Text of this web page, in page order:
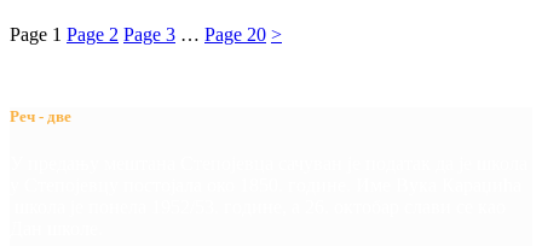
Page 1 Page 2 Page 3 … Page 20 >
Реч - две